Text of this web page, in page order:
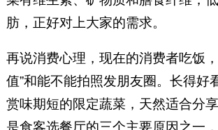
肪，正好对上大家的需求。
再说消费心理，现在的消费者吃饭
值”和能不能拍照发朋友圈。长得好
赏味期短的限定蔬菜，天然适合分
是食客选餐厅的三个主要原因之一